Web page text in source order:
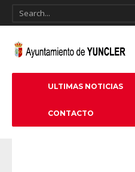
ULTIMAS NOTICIAS
CONTACTO